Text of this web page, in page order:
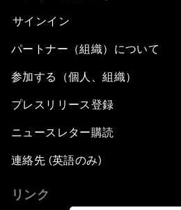
サインイン
パートナー（組織）について
参加する（個人、組織）
プレスリリース登録
ニュースレター購読
連絡先 (英語のみ)
リンク